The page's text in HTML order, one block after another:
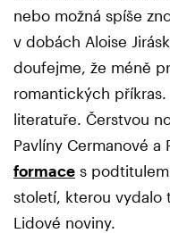
nebo možná spíše
v dobách Aloise
doufejme, že méně
romantických
literatuře. Čerstvou
Pavlíny Cermanové a
formace s
století, kterou vydalo
Lidové noviny.